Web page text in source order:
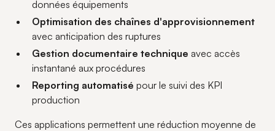
données équipements
Optimisation des chaînes d'approvisionnement
avec anticipation des ruptures
Gestion documentaire technique avec accès
instantané aux procédures
Reporting automatisé pour le suivi des KPI
production
Ces applications permettent une réduction moyenne de